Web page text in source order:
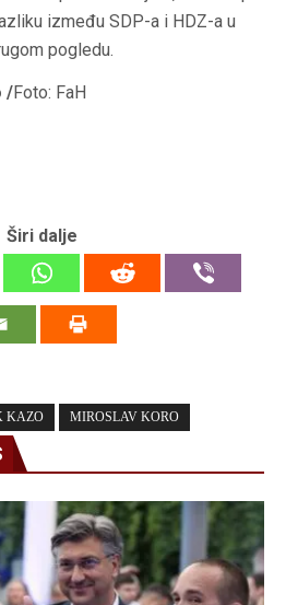
između SDP-a i HDZ-a u
pogledu.
/Foto: FaH
Širi dalje
KAZO MIROSLAV KORO